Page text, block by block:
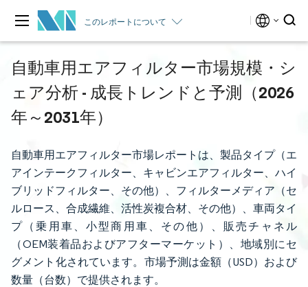
このレポートについて
自動車用エアフィルター市場規模・シ
ェア分析 - 成長トレンドと予測（2026
年～2031年）
自動車用エアフィルター市場レポートは、製品タイプ（エ
アインテークフィルター、キャビンエアフィルター、ハイ
ブリッドフィルター、その他）、フィルターメディア（セ
ルロース、合成繊維、活性炭複合材、その他）、車両タイ
プ（乗用車、小型商用車、その他）、販売チャネル
（OEM装着品およびアフターマーケット）、地域別にセ
グメント化されています。市場予測は金額（USD）および
数量（台数）で提供されます。